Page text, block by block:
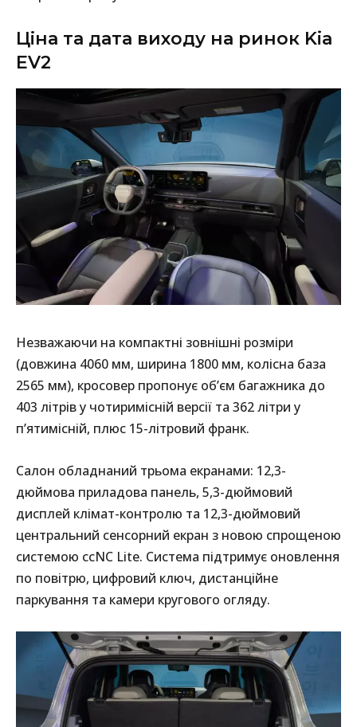
Ціна та дата виходу на ринок Kia
EV2
Незважаючи на компактні зовнішні розміри
(довжина 4060 мм, ширина 1800 мм, колісна база
2565 мм), кросовер пропонує об’єм багажника до
403 літрів у чотиримісній версії та 362 літри у
п’ятимісній, плюс 15-літровий франк.
Салон обладнаний трьома екранами: 12,3-
дюймова приладова панель, 5,3-дюймовий
дисплей клімат-контролю та 12,3-дюймовий
центральний сенсорний екран з новою спрощеною
системою ccNC Lite. Система підтримує оновлення
по повітрю, цифровий ключ, дистанційне
паркування та камери кругового огляду.